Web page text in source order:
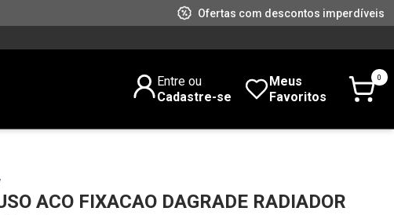
Ofertas com descontos imperdíveis
Entre ou
Cadastre-se
Meus
Favoritos
0
ACO FIXACAO DAGRADE RADIADOR